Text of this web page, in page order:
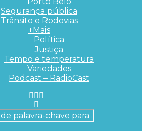
Segurança pública
Trânsito e Rodovias
+Mais
Política
Justiça
Tempo e temperatura
Variedades
Podcast – RadioCast